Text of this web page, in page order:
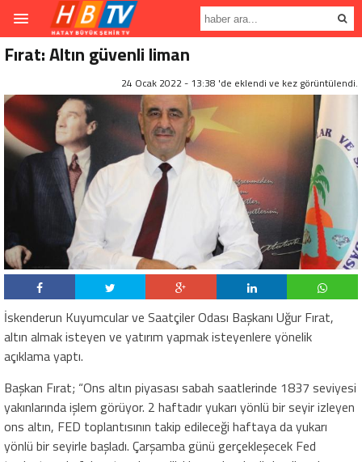
Fırat: Altın güvenli liman
24 Ocak 2022 - 13:38 'de eklendi ve kez görüntülendi.
İskenderun Kuyumcular ve Saatçiler Odası Başkanı Uğur Fırat,
altın almak isteyen ve yatırım yapmak isteyenlere yönelik
açıklama yaptı.
Başkan Fırat; “Ons altın piyasası sabah saatlerinde 1837 seviyesi
yakınlarında işlem görüyor. 2 haftadır yukarı yönlü bir seyir izleyen
ons altın, FED toplantısının takip edileceği haftaya da yukarı
yönlü bir seyirle başladı. Çarşamba günü gerçekleşecek Fed